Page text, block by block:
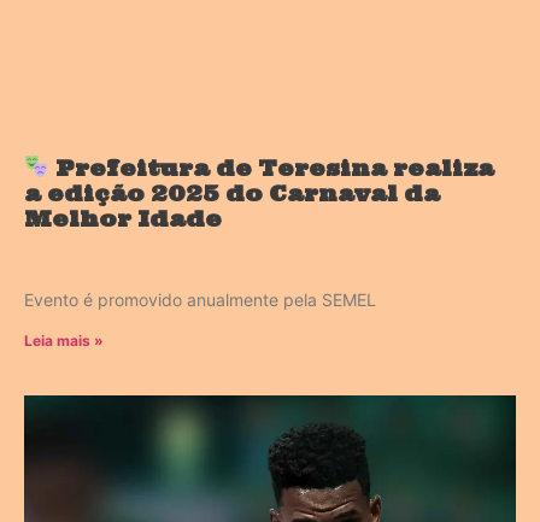
Prefeitura de Teresina realiza
a edição 2025 do Carnaval da
Melhor Idade
Evento é promovido anualmente pela SEMEL
Leia mais »